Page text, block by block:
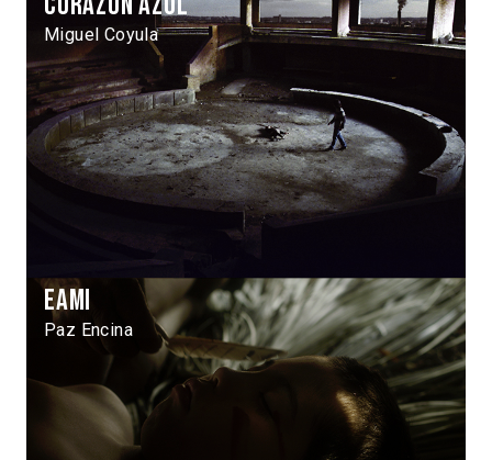
Miguel Coyula
Eami
Paz Encina